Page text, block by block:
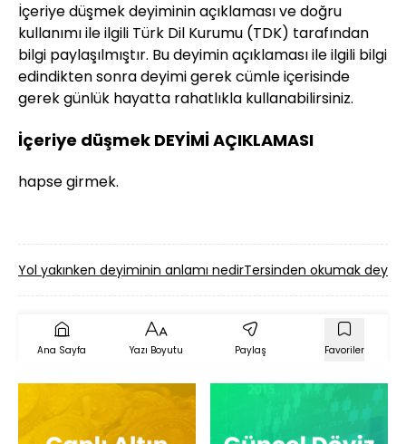
İçeriye düşmek deyiminin açıklaması ve doğru
kullanımı ile ilgili Türk Dil Kurumu (TDK) tarafından
bilgi paylaşılmıştır. Bu deyimin açıklaması ile ilgili bilgi
edindikten sonra deyimi gerek cümle içerisinde
gerek günlük hayatta rahatlıkla kullanabilirsiniz.
İçeriye düşmek DEYİMİ AÇIKLAMASI
hapse girmek.
Yol yakınken deyiminin anlamı nedirTersinden okumak
Ana Sayfa Yazı Boyutu Paylaş Favoriler